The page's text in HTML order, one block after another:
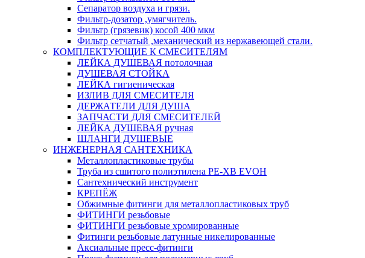
Сепаратор воздуха и грязи.
Фильтр-дозатор ,умягчитель.
Фильтр (грязевик) косой 400 мкм
Фильтр сетчатый ,механический из нержавеющей стали.
КОМПЛЕКТУЮЩИЕ К СМЕСИТЕЛЯМ
ЛЕЙКА ДУШЕВАЯ потолочная
ДУШЕВАЯ СТОЙКА
ЛЕЙКА гигиеническая
ИЗЛИВ ДЛЯ СМЕСИТЕЛЯ
ДЕРЖАТЕЛИ ДЛЯ ДУША
ЗАПЧАСТИ ДЛЯ СМЕСИТЕЛЕЙ
ЛЕЙКА ДУШЕВАЯ ручная
ШЛАНГИ ДУШЕВЫЕ
ИНЖЕНЕРНАЯ САНТЕХНИКА
Металлопластиковые трубы
Труба из сшитого полиэтилена PE-XB EVOH
Сантехнический инструмент
КРЕПЁЖ
Обжимные фитинги для металлопластиковых труб
ФИТИНГИ резьбовые
ФИТИНГИ резьбовые хромированные
Фитинги резьбовые латунные никелированные
Аксиальные пресс-фитинги